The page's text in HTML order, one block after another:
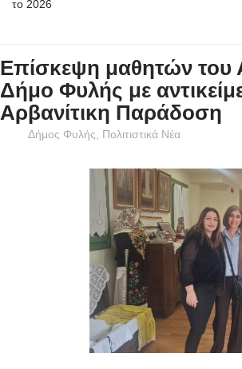
το 2026
Επίσκεψη μαθητών του
Δήμο Φυλής με
Αρβανίτικη Παράδοση
Δήμος Φυλής Πολιτιστικά Νέα